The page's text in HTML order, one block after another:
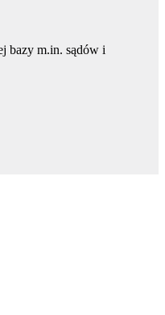
bazy m.in. sądów i